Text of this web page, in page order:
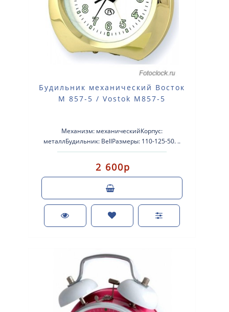
Будильник механический Восток
М 857-5 / Vostok M857-5
Механизм: механическийКорпус:
металлБудильник: BellРазмеры: 110-125-50. ..
2 600р